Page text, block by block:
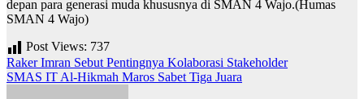
depan para generasi muda khususnya di SMAN 4 Wajo.(Humas
SMAN 4 Wajo)
Post Views: 737
Navigasi
pos
Raker Imran Sebut Pentingnya Kolaborasi Stakeholder
SMAS IT Al-Hikmah Maros Sabet Tiga Juara